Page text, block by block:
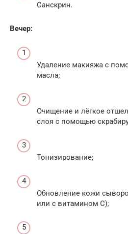
Санскрин.
Вечер:
Удаление макияжа с
масла;
Очищение и лёгкое
слоя с помощью
Тонизирование;
Обновление кожи
или с витамином С);